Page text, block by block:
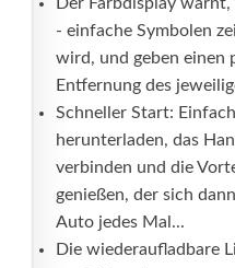
- einfache Symbolen
wird, und geben einen
Entfernung des
Schneller Start:
herunterladen, das
verbinden und die
genießen, der sich
Auto jedes Mal...
Die wiederaufladbare